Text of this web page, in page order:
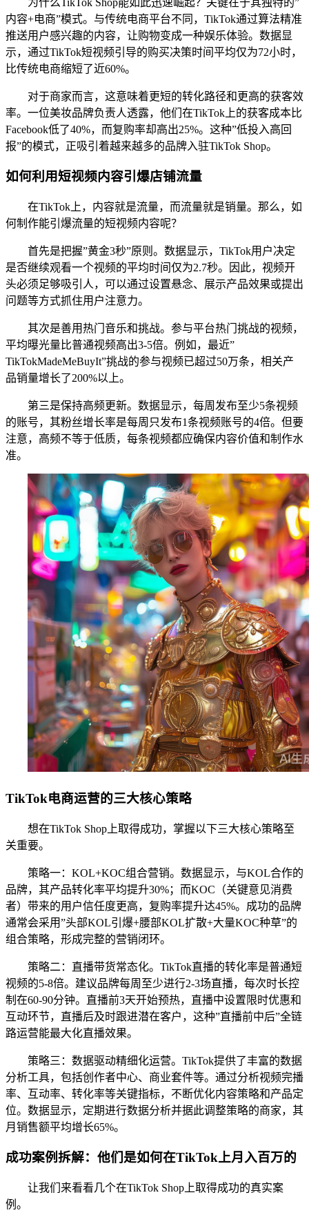
内容+电商”模式。与传统电商平台不同，TikTok通过算法精准
推送用户感兴趣的内容，让购物变成一种娱乐体验。数据显
示，通过TikTok短视频引导的购买决策时间平均仅为72小时，
比传统电商缩短了近60%。
对于商家而言，这意味着更短的转化路径和更高的获客效
率。一位美妆品牌负责人透露，他们在TikTok上的获客成本比
Facebook低了40%，而复购率却高出25%。这种”低投入高回
报”的模式，正吸引着越来越多的品牌入驻TikTok Shop。
如何利用短视频内容引爆店铺流量
在TikTok上，内容就是流量，而流量就是销量。那么，如
何制作能引爆流量的短视频内容呢？
首先是把握”黄金3秒”原则。数据显示，TikTok用户决定
是否继续观看一个视频的平均时间仅为2.7秒。因此，视频开
头必须足够吸引人，可以通过设置悬念、展示产品效果或提出
问题等方式抓住用户注意力。
其次是善用热门音乐和挑战。参与平台热门挑战的视频，
平均曝光量比普通视频高出3-5倍。例如，最近”
TikTokMadeMeBuyIt”挑战的参与视频已超过50万条，相关产
品销量增长了200%以上。
第三是保持高频更新。数据显示，每周发布至少5条视频
的账号，其粉丝增长率是每周只发布1条视频账号的4倍。但要
注意，高频不等于低质，每条视频都应确保内容价值和制作水
准。
TikTok电商运营的三大核心策略
想在TikTok Shop上取得成功，掌握以下三大核心策略至
关重要。
策略一：KOL+KOC组合营销。数据显示，与KOL合作的
品牌，其产品转化率平均提升30%；而KOC（关键意见消费
者）带来的用户信任度更高，复购率提升达45%。成功的品牌
通常会采用”头部KOL引爆+腰部KOL扩散+大量KOC种草”的
组合策略，形成完整的营销闭环。
策略二：直播带货常态化。TikTok直播的转化率是普通短
视频的5-8倍。建议品牌每周至少进行2-3场直播，每次时长控
制在60-90分钟。直播前3天开始预热，直播中设置限时优惠和
互动环节，直播后及时跟进潜在客户，这种”直播前中后”全链
路运营能最大化直播效果。
策略三：数据驱动精细化运营。TikTok提供了丰富的数据
分析工具，包括创作者中心、商业套件等。通过分析视频完播
率、互动率、转化率等关键指标，不断优化内容策略和产品定
位。数据显示，定期进行数据分析并据此调整策略的商家，其
月销售额平均增长65%。
成功案例拆解：他们是如何在TikTok上月入百万的
让我们来看看几个在TikTok Shop上取得成功的真实案
例。